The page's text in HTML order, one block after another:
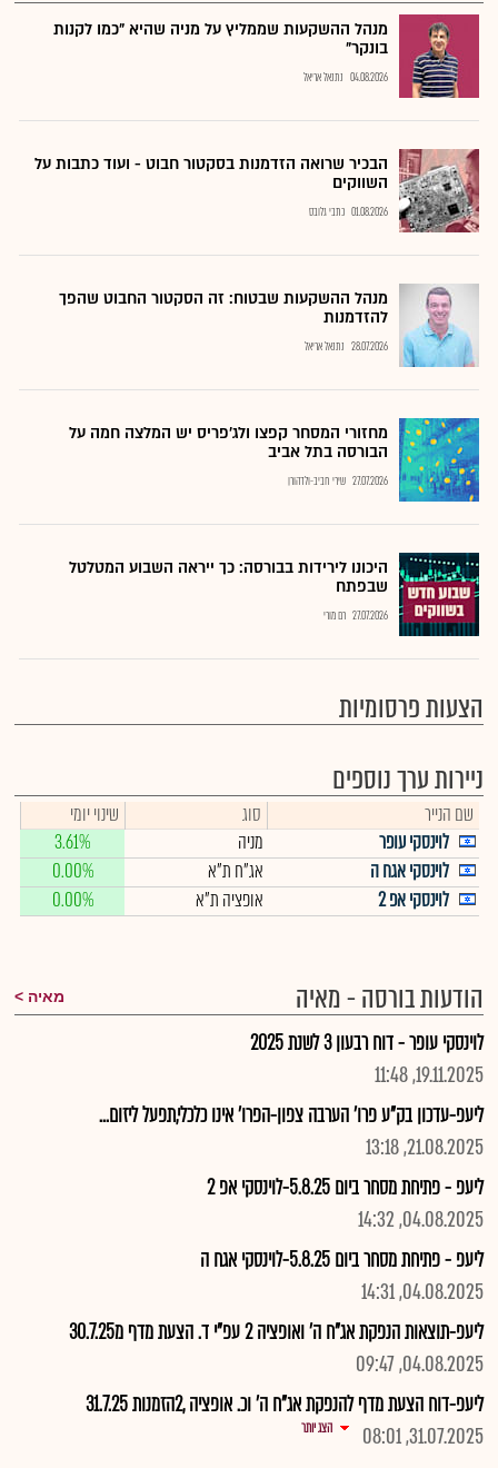
מנהל ההשקעות שממליץ על מניה שהיא "כמו לקנות
בונקר"
04.08.2026 נתנאל אריאל
הבכיר שרואה הזדמנות בסקטור חבוט - ועוד כתבות על
השווקים
01.08.2026 כתבי גלובס
מנהל ההשקעות שבטוח: זה הסקטור החבוט שהפך
להזדמנות
28.07.2026 נתנאל אריאל
מחזורי המסחר קפצו ולג'פריס יש המלצה חמה על
הבורסה בתל אביב
27.07.2026 שירי חביב-ולדהורן
היכונו לירידות בבורסה: כך ייראה השבוע המטלטל
שבפתח
27.07.2026 רם מורי
הצעות פרסומיות
ניירות ערך נוספים
שם הנייר סוג
שינוי יומי
לוינסקי עופר
מניה
3.61%
לוינסקי אגח ה
אג"ח ת"א
0.00%
לוינסקי אפ 2
אופציה ת"א 0.00%
הודעות בורסה - מאיה מאיה
לוינסקי עופר - דוח רבעון 3 לשנת 2025
19.11.2025, 11:48
ליעפ-עדכון בק"ע פרו' הערבה צפון-הפרו' אינו כלכלי,תפעל ליזום...
21.08.2025, 13:18
ליעפ - פתיחת מסחר ביום 5.8.25-לוינסקי אפ 2
04.08.2025, 14:32
ליעפ - פתיחת מסחר ביום 5.8.25-לוינסקי אגח ה
04.08.2025, 14:31
ליעפ-תוצאות הנפקת אג"ח ה' ואופציה 2 עפ"י ד. הצעת מדף מ30.7.25
04.08.2025, 09:47
ליעפ-דוח הצעת מדף להנפקת אג"ח ה' וכ. אופציה ,2הזמנות 31.7.25
31.07.2025, 08:01
הצג יותר